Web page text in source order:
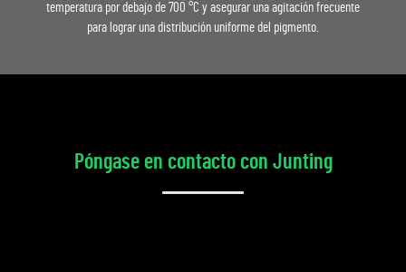
temperatura por debajo de 700 °C y asegurar una agitación frecuente
para lograr una distribución uniforme del pigmento.
Póngase en contacto con Junting